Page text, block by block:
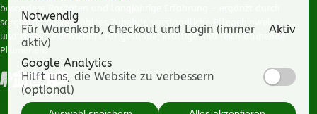
besondere Raritäten und langjährige Erfahrung – ergänzt durch
sorgfältig ausgewähltes Zubehör, verständliche Pflegehinweise
und echte Leidenschaft für gesunde, kräftige und reich blühende
Plumerien.
Notwendig
Für Warenkorb, Checkout und Login (immer
aktiv)
Aktiv
Google Analytics
Hilft uns, die Website zu verbessern
(optional)